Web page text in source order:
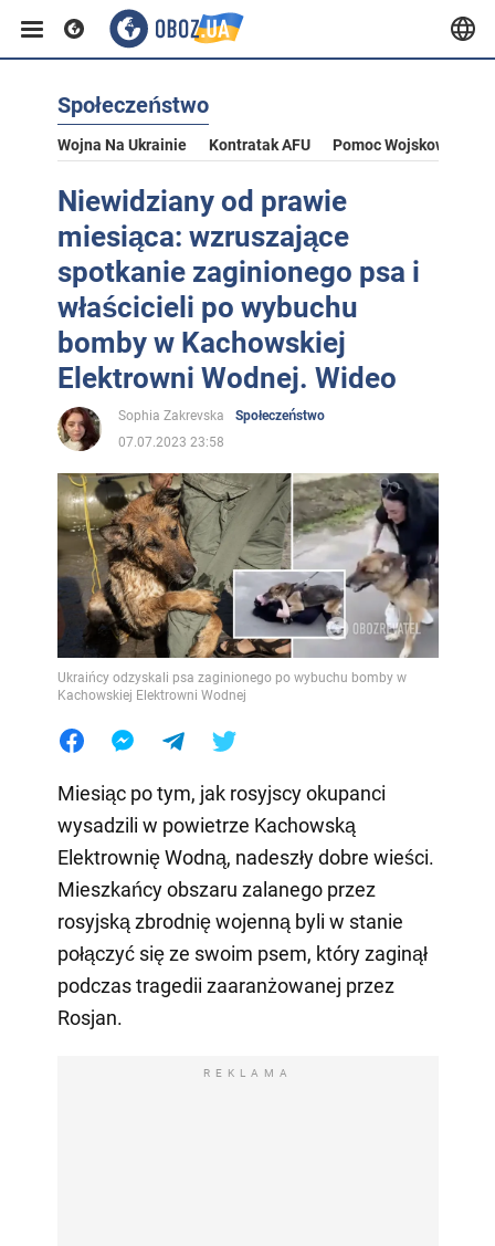
Społeczeństwo
Wojna Na Ukrainie Kontratak AFU Pomoc Wojskowa Dla
Niewidziany od prawie
miesiąca: wzruszające
spotkanie zaginionego psa i
właścicieli po wybuchu
bomby w Kachowskiej
Elektrowni Wodnej. Wideo
Sophia Zakrevska
Społeczeństwo
07.07.2023 23:58
Ukraińcy odzyskali psa zaginionego po wybuchu bomby w
Kachowskiej Elektrowni Wodnej
Miesiąc po tym, jak rosyjscy okupanci
wysadzili w powietrze Kachowską
Elektrownię Wodną, nadeszły dobre wieści.
Mieszkańcy obszaru zalanego przez
rosyjską zbrodnię wojenną byli w stanie
połączyć się ze swoim psem, który zaginął
podczas tragedii zaaranżowanej przez
Rosjan.
REKLAMA